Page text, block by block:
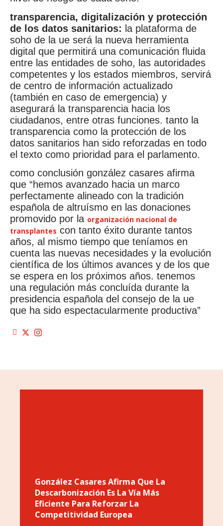
transparencia, digitalización y protección
de los datos sanitarios: la plataforma de
soho de la ue será la nueva herramienta
digital que permitirá una comunicación fluida
entre las entidades de soho, las autoridades
competentes y los estados miembros, servirá
de centro de información actualizado
(también en caso de emergencia) y
asegurará la transparencia hacia los
ciudadanos, entre otras funciones. tanto la
transparencia como la protección de los
datos sanitarios han sido reforzadas en todo
el texto como prioridad para el parlamento.
como conclusión gonzález casares afirma
que “hemos avanzado hacia un marco
perfectamente alineado con la tradición
española de altruísmo en las donaciones
promovido por la organización nacional de
transplantes con tanto éxito durante tantos
años, al mismo tiempo que teníamos en
cuenta las nuevas necesidades y la evolución
científica de los últimos avances y de los que
se espera en los próximos años. tenemos
una regulación más concluída durante la
presidencia española del consejo de la ue
que ha sido espectacularmente productiva”
González Casares Afirma Que La
Descarbonización Es La Vía Más
Eficiente Para Reforzar La
Competitividad Europea